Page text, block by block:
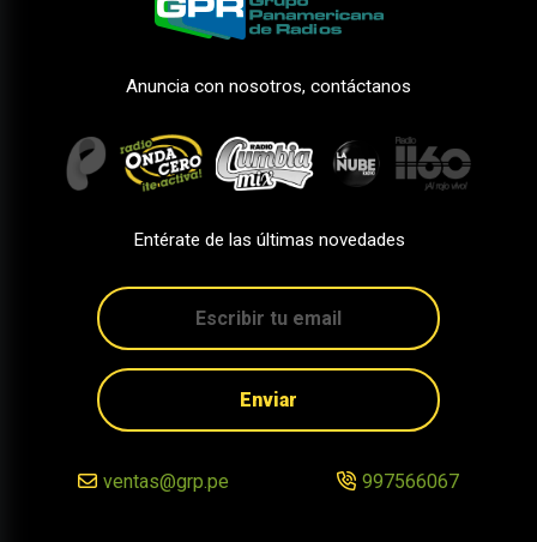
Anuncia con nosotros, contáctanos
Entérate de las últimas novedades
Enviar
ventas@grp.pe 997566067